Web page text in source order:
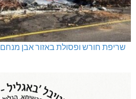
שריפת חורש ופסולת באזור אבן מנחם